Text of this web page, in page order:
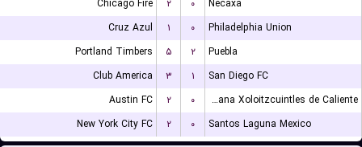
Chicago Fire ۲ ۰
Necaxa
Cruz Azul
۱ ۰
Philadelphia Union
Portland Timbers
۵ ۲
Puebla
Club America
۳ ۱
San Diego FC
Austin FC
۲ ۰
Club Tijuana Xoloitzcuintles de Caliente
New York City FC
۲ ۰ Santos Laguna Mexico